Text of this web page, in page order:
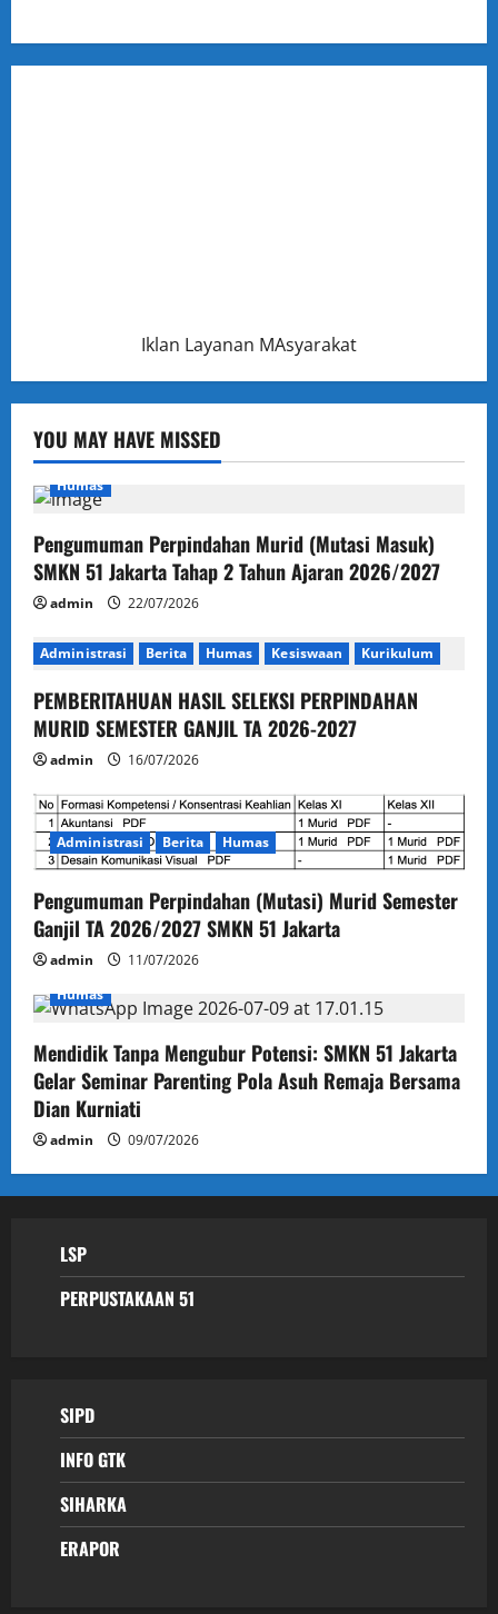
Iklan Layanan MAsyarakat
YOU MAY HAVE MISSED
Humas
Pengumuman Perpindahan Murid (Mutasi Masuk)
SMKN 51 Jakarta Tahap 2 Tahun Ajaran 2026/2027
admin 22/07/2026
Administrasi Berita Humas Kesiswaan Kurikulum
PEMBERITAHUAN HASIL SELEKSI PERPINDAHAN
MURID SEMESTER GANJIL TA 2026-2027
admin 16/07/2026
Administrasi Berita Humas
Pengumuman Perpindahan (Mutasi) Murid Semester
Ganjil TA 2026/2027 SMKN 51 Jakarta
admin
11/07/2026
Humas
Mendidik Tanpa Mengubur Potensi: SMKN 51 Jakarta
Gelar Seminar Parenting Pola Asuh Remaja Bersama
Dian Kurniati
admin 09/07/2026
LSP
PERPUSTAKAAN 51
SIPD
INFO GTK
SIHARKA
ERAPOR